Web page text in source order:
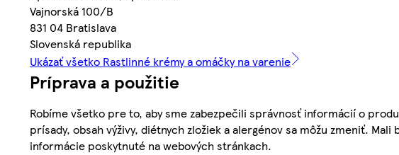
Vajnorská 100/B
831 04 Bratislava
Slovenská republika
Ukázať všetko Rastlinné krémy a omáčky na varenie
Príprava a použitie
Robíme všetko pre to, aby sme zabezpečili správnosť informácií o
prísady, obsah výživy, diétnych zložiek a alergénov sa môžu zmeniť.
informácie poskytnuté na webových stránkach.